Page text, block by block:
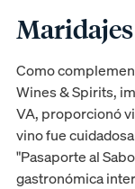
Como
Wines & Spirits,
VA, proporcionó
vino fue
"Pasaporte al
gastronómica